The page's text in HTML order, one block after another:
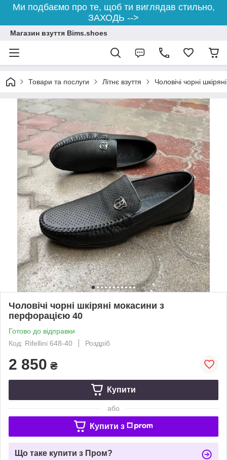
Ми подбаємо про те, щоб ти виглядав стильно,
ЗАХОДЬ -->
Магазин взуття Bims.shoes
Товари та послуги Літнє взуття Чоловічі чорні
Чоловічі чорні шкіряні мокасини з
перфорацією 40
Готово до відправки
Код: Rifellini 648-40
Роздріб
2 850 ₴
Купити
або
Купити з
Що таке купити з Пром?